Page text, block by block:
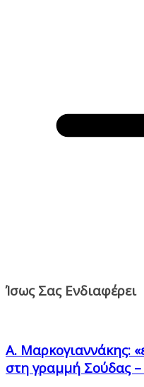
Ίσως Σας Ενδιαφέρει
A. Μαρκογιαννάκης:
στη γραμμή Σούδας –